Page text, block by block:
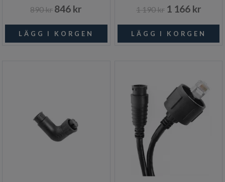
890 kr 846 kr 1 190 kr 1 166 kr